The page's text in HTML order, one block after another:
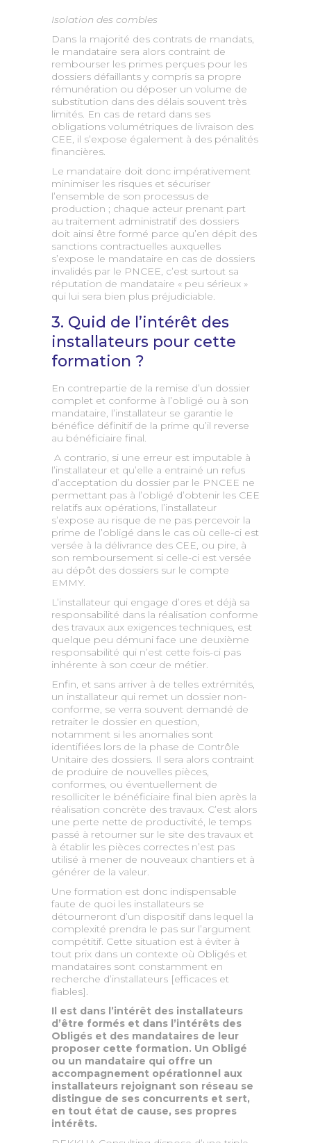
Isolation des combles
Dans la majorité des contrats de mandats,
le mandataire sera alors contraint de
rembourser les primes perçues pour les
dossiers défaillants y compris sa propre
rémunération ou déposer un volume de
substitution dans des délais souvent très
limités. En cas de retard dans ses
obligations volumétriques de livraison des
CEE, il s’expose également à des pénalités
financières.
Le mandataire doit donc impérativement
minimiser les risques et sécuriser
l’ensemble de son processus de
production ; chaque acteur prenant part
au traitement administratif des dossiers
doit ainsi être formé parce qu’en dépit des
sanctions contractuelles auxquelles
s’expose le mandataire en cas de dossiers
invalidés par le PNCEE, c’est surtout sa
réputation de mandataire « peu sérieux »
qui lui sera bien plus préjudiciable.
3. Quid de l’intérêt des
installateurs pour cette
formation ?
En contrepartie de la remise d’un dossier
complet et conforme à l’obligé ou à son
mandataire, l’installateur se garantie le
bénéfice définitif de la prime qu’il reverse
au bénéficiaire final.
A contrario, si une erreur est imputable à
l’installateur et qu’elle a entrainé un refus
d’acceptation du dossier par le PNCEE ne
permettant pas à l’obligé d’obtenir les CEE
relatifs aux opérations, l’installateur
s’expose au risque de ne pas percevoir la
prime de l’obligé dans le cas où celle-ci est
versée à la délivrance des CEE, ou pire, à
son remboursement si celle-ci est versée
au dépôt des dossiers sur le compte
EMMY.
L’installateur qui engage d’ores et déjà sa
responsabilité dans la réalisation conforme
des travaux aux exigences techniques, est
quelque peu démuni face une deuxième
responsabilité qui n’est cette fois-ci pas
inhérente à son cœur de métier.
Enfin, et sans arriver à de telles extrémités,
un installateur qui remet un dossier non-
conforme, se verra souvent demandé de
retraiter le dossier en question,
notamment si les anomalies sont
identifiées lors de la phase de Contrôle
Unitaire des dossiers. Il sera alors contraint
de produire de nouvelles pièces,
conformes, ou éventuellement de
resolliciter le bénéficiaire final bien après la
réalisation concrète des travaux. C’est alors
une perte nette de productivité, le temps
passé à retourner sur le site des travaux et
à établir les pièces correctes n’est pas
utilisé à mener de nouveaux chantiers et à
générer de la valeur.
Une formation est donc indispensable
faute de quoi les installateurs se
détourneront d’un dispositif dans lequel la
complexité prendra le pas sur l’argument
compétitif. Cette situation est à éviter à
tout prix dans un contexte où Obligés et
mandataires sont constamment en
recherche d’installateurs [efficaces et
fiables].
Il est dans l’intérêt des installateurs
d’être formés et dans l’intérêts des
Obligés et des mandataires de leur
proposer cette formation. Un Obligé
ou un mandataire qui offre un
accompagnement opérationnel aux
installateurs rejoignant son réseau se
distingue de ses concurrents et sert,
en tout état de cause, ses propres
intérêts.